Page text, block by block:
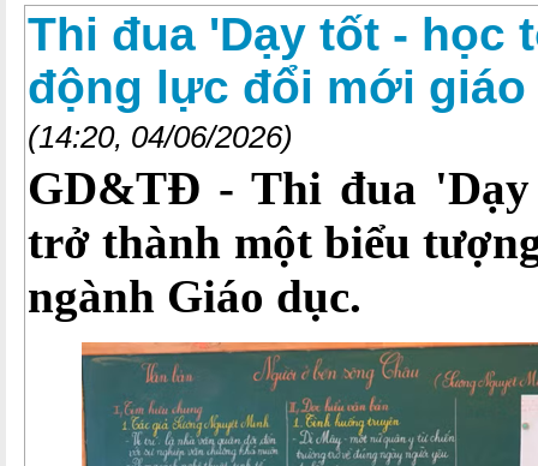
Thi đua 'Dạy tốt - học
động lực đổi mới giáo
(14:20, 04/06/2026)
GD&TĐ - Thi đua
trở thành một biểu
ngành Giáo dục.